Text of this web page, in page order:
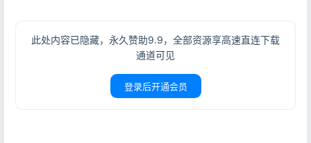
此处内容已隐藏，永久赞助9.9，全部资源享高速直连下载
通道可见
登录后开通会员